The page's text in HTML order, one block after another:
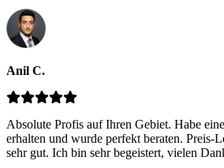
Anil C.
Absolute Profis auf Ihren Gebiet. Habe
erhalten und wurde perfekt beraten. Preis-
sehr gut. Ich bin sehr begeistert, vielen